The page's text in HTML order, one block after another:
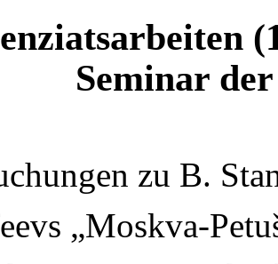
Seminar
zu B.
„Moskva-